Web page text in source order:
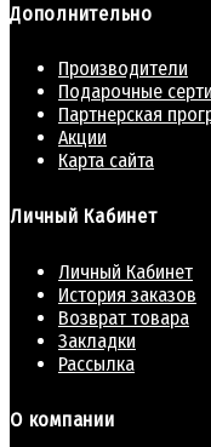
Дополнительно
Производители
Подарочные
Партнерская
Акции
Карта сайта
Личный Кабинет
Личный Кабинет
История заказов
Возврат товара
Закладки
Рассылка
О компании